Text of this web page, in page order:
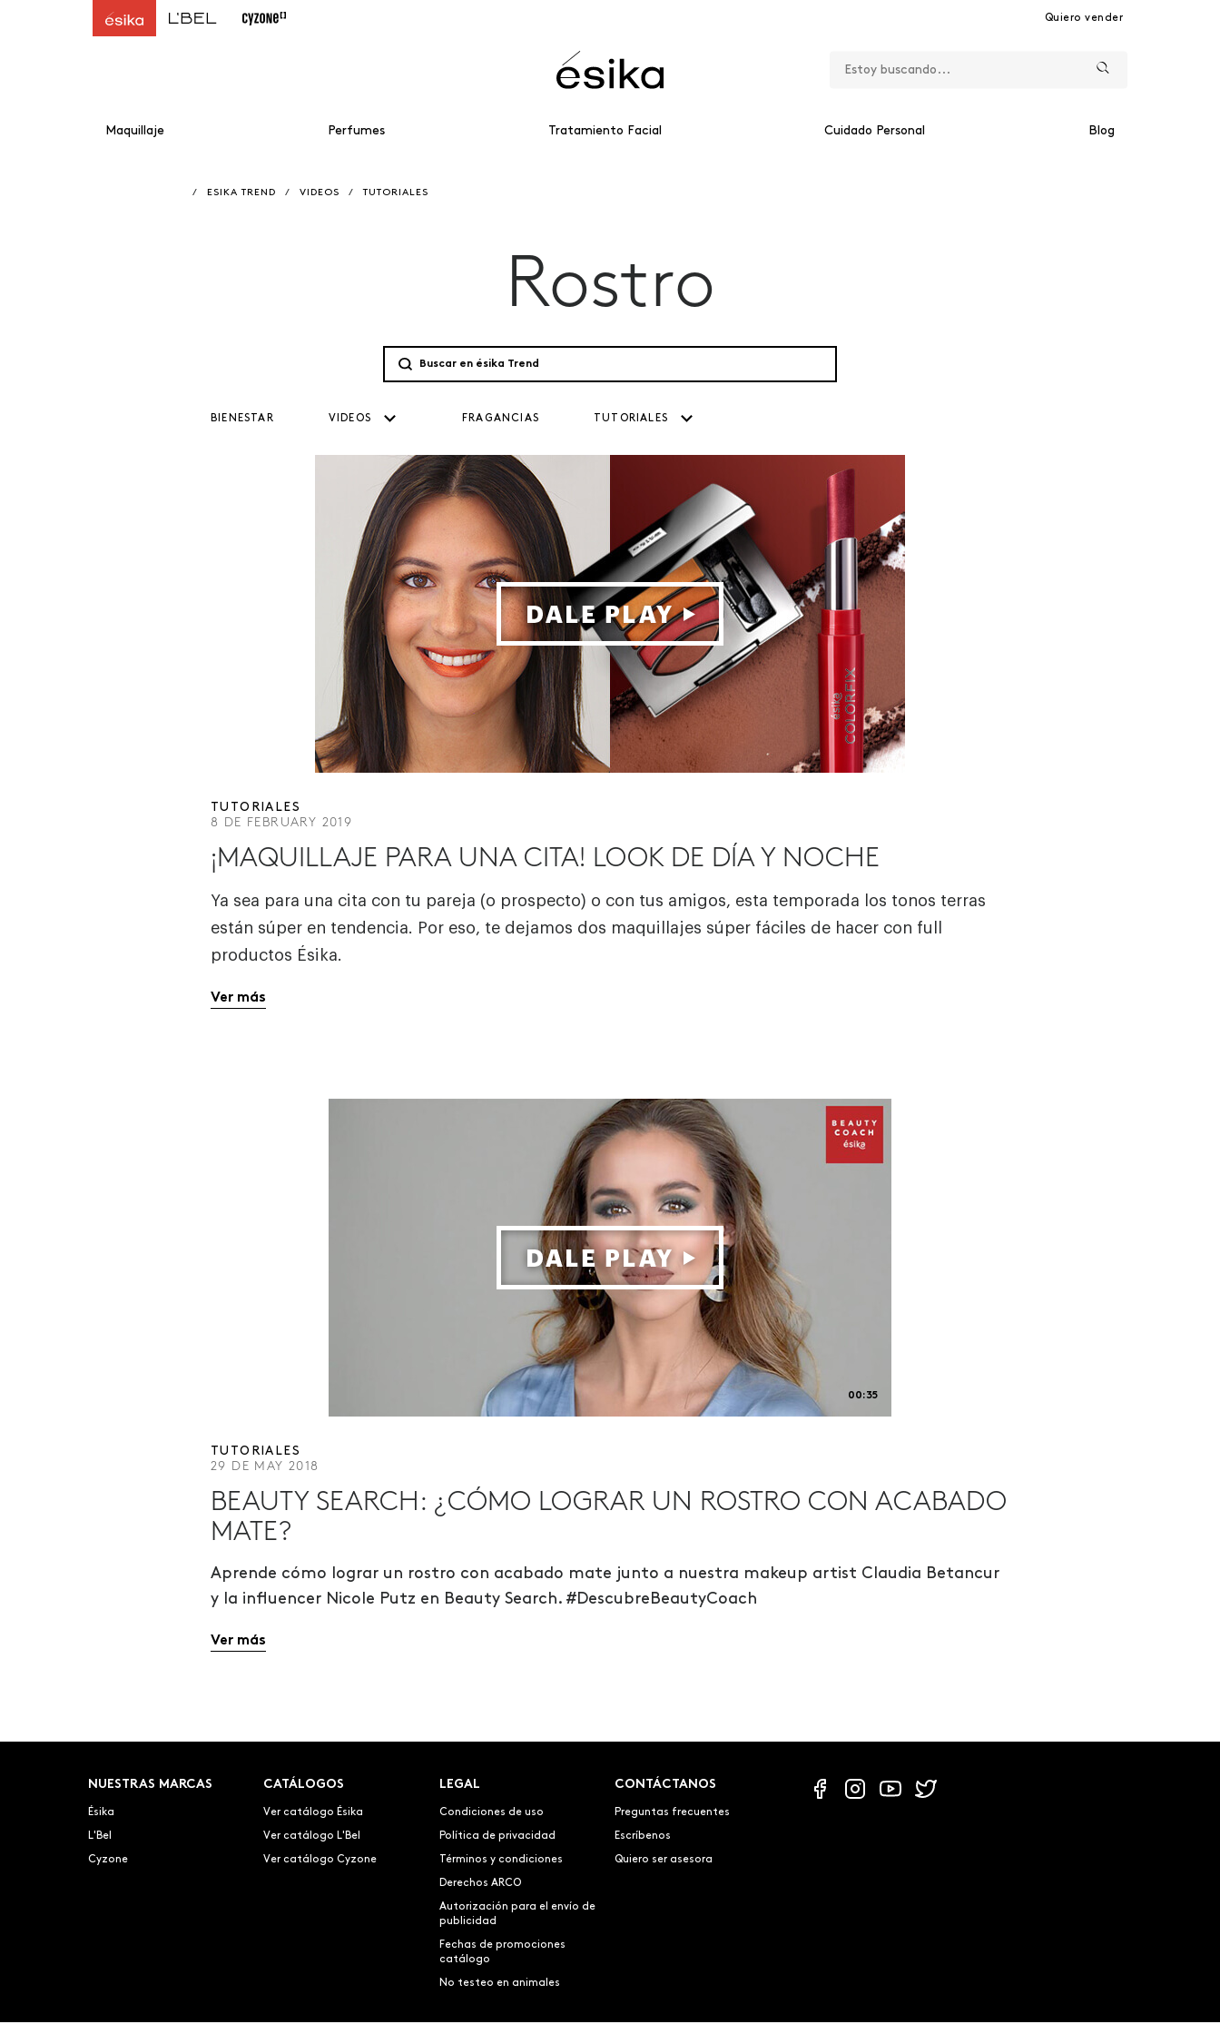
Quiero vender
Maquillaje Perfumes Tratamiento Facial Cuidado Personal Blog
/ ESIKA TREND / VIDEOS / TUTORIALES
Rostro
BIENESTAR VIDEOS FRAGANCIAS TUTORIALES
TUTORIALES
8 DE FEBRUARY 2019
¡MAQUILLAJE PARA UNA CITA! LOOK DE DÍA Y NOCHE
Ya sea para una cita con tu pareja (o prospecto) o con tus amigos, esta temporada los tonos terras
están súper en tendencia. Por eso, te dejamos dos maquillajes súper fáciles de hacer con full
productos Ésika.
Ver más
00:35
TUTORIALES
29 DE MAY 2018
BEAUTY SEARCH: ¿CÓMO LOGRAR UN ROSTRO CON ACABADO
MATE?
Aprende cómo lograr un rostro con acabado mate junto a nuestra makeup artist Claudia Betancur
y la influencer Nicole Putz en Beauty Search. #DescubreBeautyCoach
Ver más
NUESTRAS MARCAS
Ésika
L'Bel
Cyzone
CATÁLOGOS
Ver catálogo Ésika
Ver catálogo L'Bel
Ver catálogo Cyzone
LEGAL
Condiciones de uso
Política de privacidad
Términos y condiciones
Derechos ARCO
Autorización para el envío de
publicidad
Fechas de promociones
catálogo
No testeo en animales
CONTÁCTANOS
Preguntas frecuentes
Escríbenos
Quiero ser asesora